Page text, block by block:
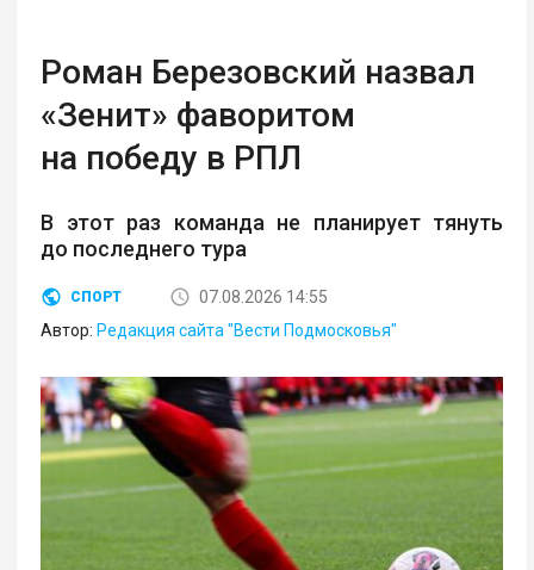
Роман Березовский назвал
«Зенит» фаворитом
на победу в РПЛ
В этот раз команда не планирует тянуть
до последнего тура
СПОРТ
07.08.2026 14:55
Автор: Редакция сайта "Вести Подмосковья"